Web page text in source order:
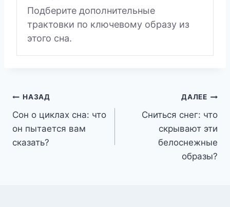
Подберите дополнительные
трактовки по ключевому образу из
этого сна.
Навигация
по
записям
НАЗАД
Сон о циклах сна: что
он пытается вам
сказать?
ДАЛЕЕ
Сниться снег: что
скрывают эти
белоснежные
образы?